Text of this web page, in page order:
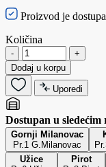
Proizvod je
Količina
-
+
Dodaj u korpu
Uporedi
Dostupan u sledećim
Gornji Milanovac
Pr.1 G.Milanovac
Užice
Pirot